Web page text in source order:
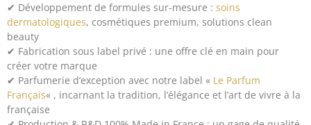
✔ Développement de formules sur-mesure : soins
dermatologiques, cosmétiques premium, solutions clean
beauty
✔ Fabrication sous label privé : une offre clé en main pour
créer votre marque
✔ Parfumerie d’exception avec notre label « Le Parfum
Français« , incarnant la tradition, l’élégance et l’art de vivre à la
française